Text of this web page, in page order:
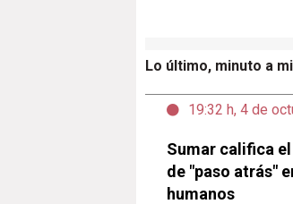
Lo último, minuto a
19:32 h, 4 de
Sumar califica
de "paso atrás"
humanos